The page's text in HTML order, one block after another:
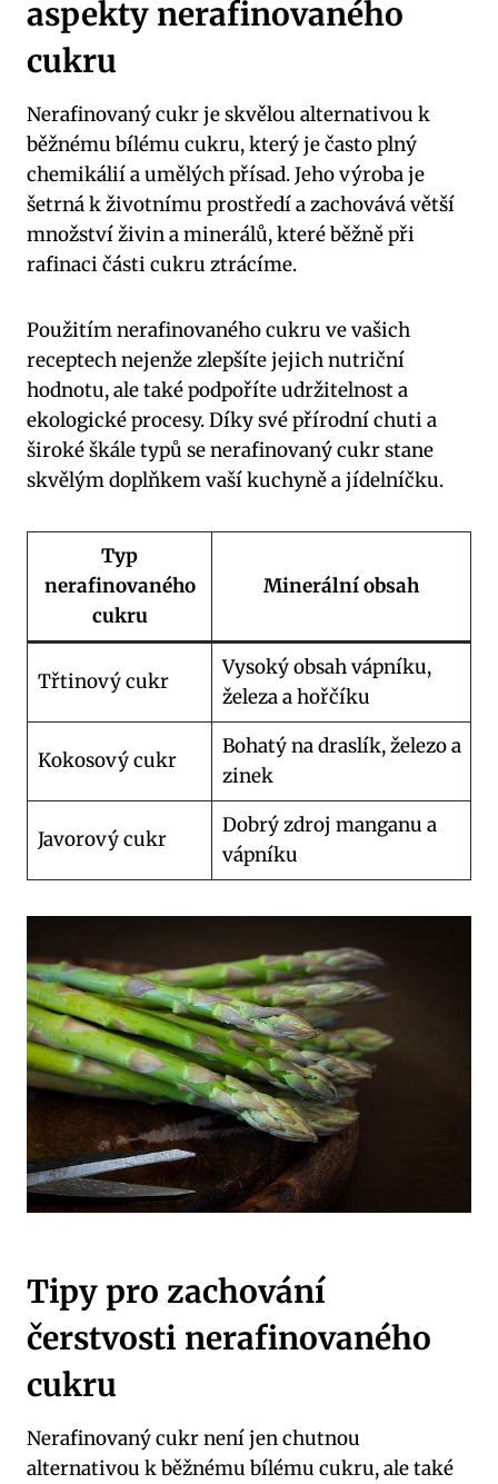
aspekty nerafinovaného
cukru
Nerafinovaný cukr je skvělou alternativou k
běžnému bílému cukru, který je často plný
chemikálií a umělých přísad. Jeho výroba je
šetrná k životnímu prostředí a zachovává větší
množství živin a minerálů, které běžně při
rafinaci části cukru ztrácíme.
Použitím nerafinovaného cukru ve vašich
receptech nejenže zlepšíte jejich nutriční
hodnotu, ale také podpoříte udržitelnost a
ekologické procesy. Díky své přírodní chuti a
široké škále typů se nerafinovaný cukr stane
skvělým doplňkem vaší kuchyně a jídelníčku.
Typ
nerafinovaného
cukru
Minerální obsah
Třtinový cukr
Vysoký obsah vápníku,
železa a hořčíku
Kokosový cukr
Bohatý na draslík, železo a
zinek
Javorový cukr
Dobrý zdroj manganu a
vápníku
Tipy pro zachování
čerstvosti nerafinovaného
cukru
Nerafinovaný cukr není jen chutnou
alternativou k běžnému bílému cukru, ale také